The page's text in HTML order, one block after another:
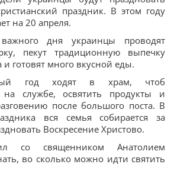
праздник. В этом году
на 20 апреля.
дня украинцы проводят
пекут традиционную выпечку
и готовят много вкусной еды.
год ходят в храм, чтоб
на службе, освятить продукты и
после большого поста. В
вся семья собирается за
Воскресение Христово.
со священником Анатолием
во сколько можно идти святить